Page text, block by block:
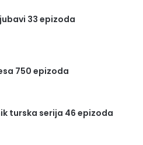
33 epizoda
750 epizoda
turska serija 46 epizoda